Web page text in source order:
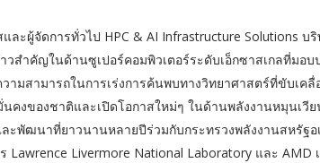
ละผู้จัดการทั่วไป HPC & AI Infrastructure Solutions บ
วสำคัญในด้านซูเปอร์คอมพิวเตอร์ระดับเอ็กซาสเกลที่มอ
ามสามารถในการเร่งการค้นพบทางวิทยาศาสตร์ที่ขับเค
คงของชาติและเปิดโอกาสใหม่ๆ ในด้านพลังงานหมุนเวี
ะพัฒนาที่ยาวนานหลายปีร่วมกับกระทรวงพลังงานสหรัฐ
Livermore National Laboratory และ AMD